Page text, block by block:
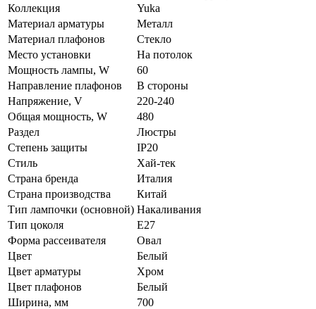
Коллекция
Yuka
Материал арматуры
Металл
Материал плафонов
Стекло
Место установки
На потолок
Мощность лампы, W
60
Направление плафонов
В стороны
Напряжение, V
220-240
Общая мощность, W
480
Раздел
Люстры
Степень защиты
IP20
Стиль
Хай-тек
Страна бренда
Италия
Страна производства
Китай
Тип лампочки (основной) Накаливания
Тип цоколя
E27
Форма рассеивателя
Овал
Цвет
Белый
Цвет арматуры
Хром
Цвет плафонов
Белый
Ширина, мм
700